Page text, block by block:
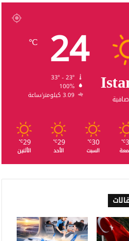
24
℃
100%
3.09 كيلومتر/ساعة
℃
30
℃
السبت
29
℃
الأحد
29
℃
الأثنين